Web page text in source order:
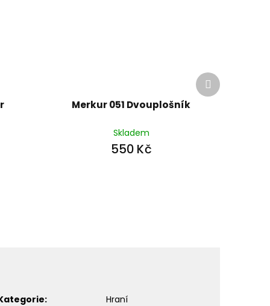
Merkur 051 Dvouplošník
Skladem
550 Kč
Další
produkt
:
Hraní